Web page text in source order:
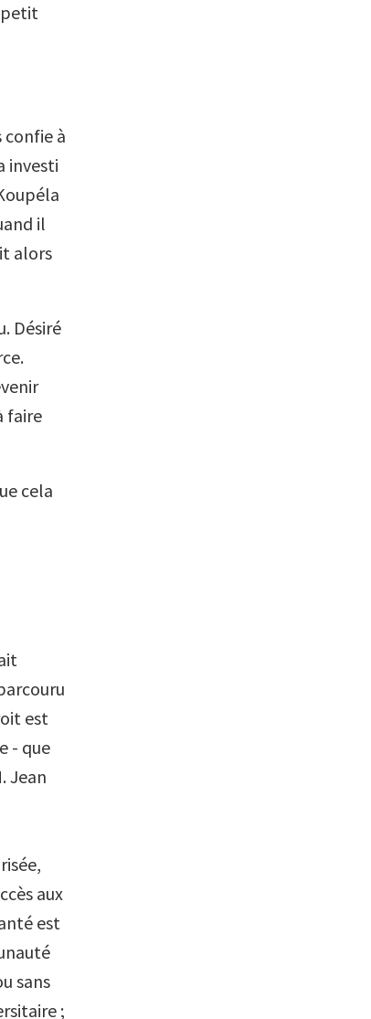
petit
confie à
investi
il
alors
Désiré
faire
cela
est
- que
Jean
aux
est
sans
;